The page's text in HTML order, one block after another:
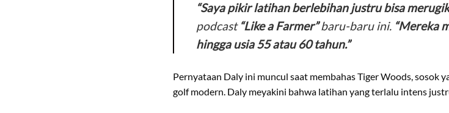
“Saya pikir latihan berlebihan justru bisa
podcast “Like a Farmer”baru-baru ini. “Mereka
hingga usia 55 atau 60 tahun.”
Pernyataan Daly ini muncul saat membahas Tiger Woods, sosok
golf modern. Daly meyakini bahwa latihan yang terlalu intens